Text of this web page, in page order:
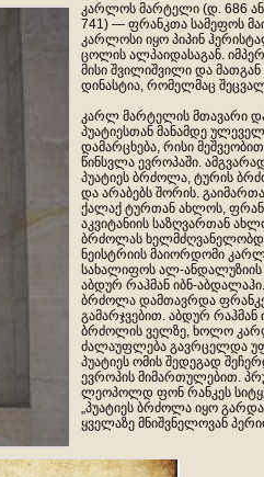
კარლოს მარტელი (დ. 686
741) — ფრანკთა სამეფოს
კარლოსი იყო პიპინ
ცოლის ალპაიდასაგან.
მისი შვილიშვილი და მათგან
დინასტია, რომელმაც
კარლ მარტელის მთავარი
პუატიესთან მანამდე
დამარცხება, რისი
წინსვლა ევროპაში.
პუატიეს ბრძოლა, ტურის
და არაბებს შორის.
ქალაქ ტურთან ახლოს,
აკვიტანიის საზღვართან
ბრძოლას
ნეისტრიის მაიორდომი
სახალიფოს ალ-
აბდურ რაჰმან იბნ-აბდალაჰი.
ბრძოლა დამთავრდა
გამარჯვებით. აბდურ
ბრძოლის ველზე, ხოლო
ძალაუფლება გავრცელდა
პუატიეს ომის შედეგად
ევროპის მიმართულებით.
ლეოპოლდ ფონ რანკეს
„პუატიეს ბრძოლა იყო
ყველაზე მნიშვნელოვან